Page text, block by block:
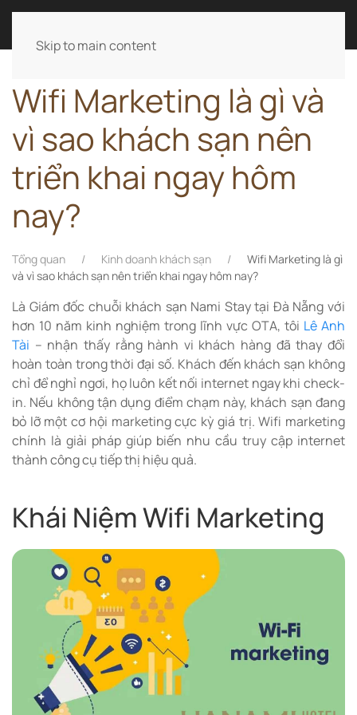
Skip to main content
Wifi Marketing là gì và
vì sao khách sạn nên
triển khai ngay hôm
nay?
Tổng quan Kinh doanh khách sạn
Wifi Marketing là gì
và vì sao khách sạn nên triển khai ngay hôm nay?
Là Giám đốc chuỗi khách sạn Nami Stay tại Đà Nẵng với
hơn 10 năm kinh nghiệm trong lĩnh vực OTA, tôi Lê Anh
Tài – nhận thấy rằng hành vi khách hàng đã thay đổi
hoàn toàn trong thời đại số. Khách đến khách sạn không
chỉ để nghỉ ngơi, họ luôn kết nối internet ngay khi check-
in. Nếu không tận dụng điểm chạm này, khách sạn đang
bỏ lỡ một cơ hội marketing cực kỳ giá trị. Wifi marketing
chính là giải pháp giúp biến nhu cầu truy cập internet
thành công cụ tiếp thị hiệu quả.
Khái Niệm Wifi Marketing